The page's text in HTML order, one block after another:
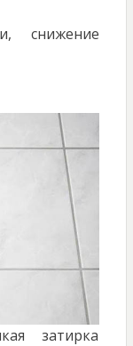
снижение
затирка